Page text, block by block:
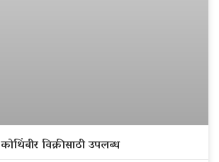
कोथिंबीर विक्रीसाठी उपलब्ध